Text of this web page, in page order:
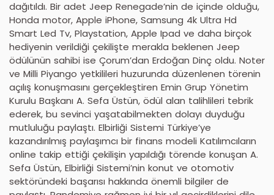
dağıtıldı. Bir adet Jeep Renegade’nin de içinde olduğu,
Honda motor, Apple iPhone, Samsung 4k Ultra Hd
Smart Led Tv, Playstation, Apple Ipad ve daha birçok
hediyenin verildiği çekilişte merakla beklenen Jeep
ödülünün sahibi ise Çorum’dan Erdoğan Dinç oldu. Noter
ve Milli Piyango yetkilileri huzurunda düzenlenen törenin
açılış konuşmasını gerçekleştiren Emin Grup Yönetim
Kurulu Başkanı A. Sefa Üstün, ödül alan talihlileri tebrik
ederek, bu sevinci yaşatabilmekten dolayı duyduğu
mutluluğu paylaştı. Elbirliği Sistemi Türkiye’ye
kazandırılmış paylaşımcı bir finans modeli Katılımcıların
online takip ettiği çekilişin yapıldığı törende konuşan A.
Sefa Üstün, Elbirliği Sistemi’nin konut ve otomotiv
sektöründeki başarısı hakkında önemli bilgiler de